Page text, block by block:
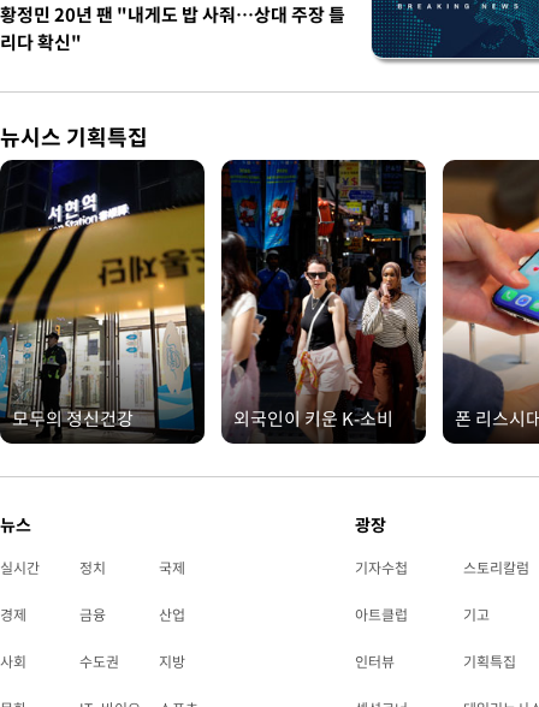
황정민 20년 팬 "내게도 밥 사줘…상대 주장 틀
리다 확신"
뉴시스 기획특집
모두의 정신건강 외국인이 키운 K-소비 폰 리스시
뉴스
실시간 정치 국제
경제 금융 산업
사회 수도권 지방
광장
기자수첩 스토리칼럼
아트클럽 기고
인터뷰 기획특집